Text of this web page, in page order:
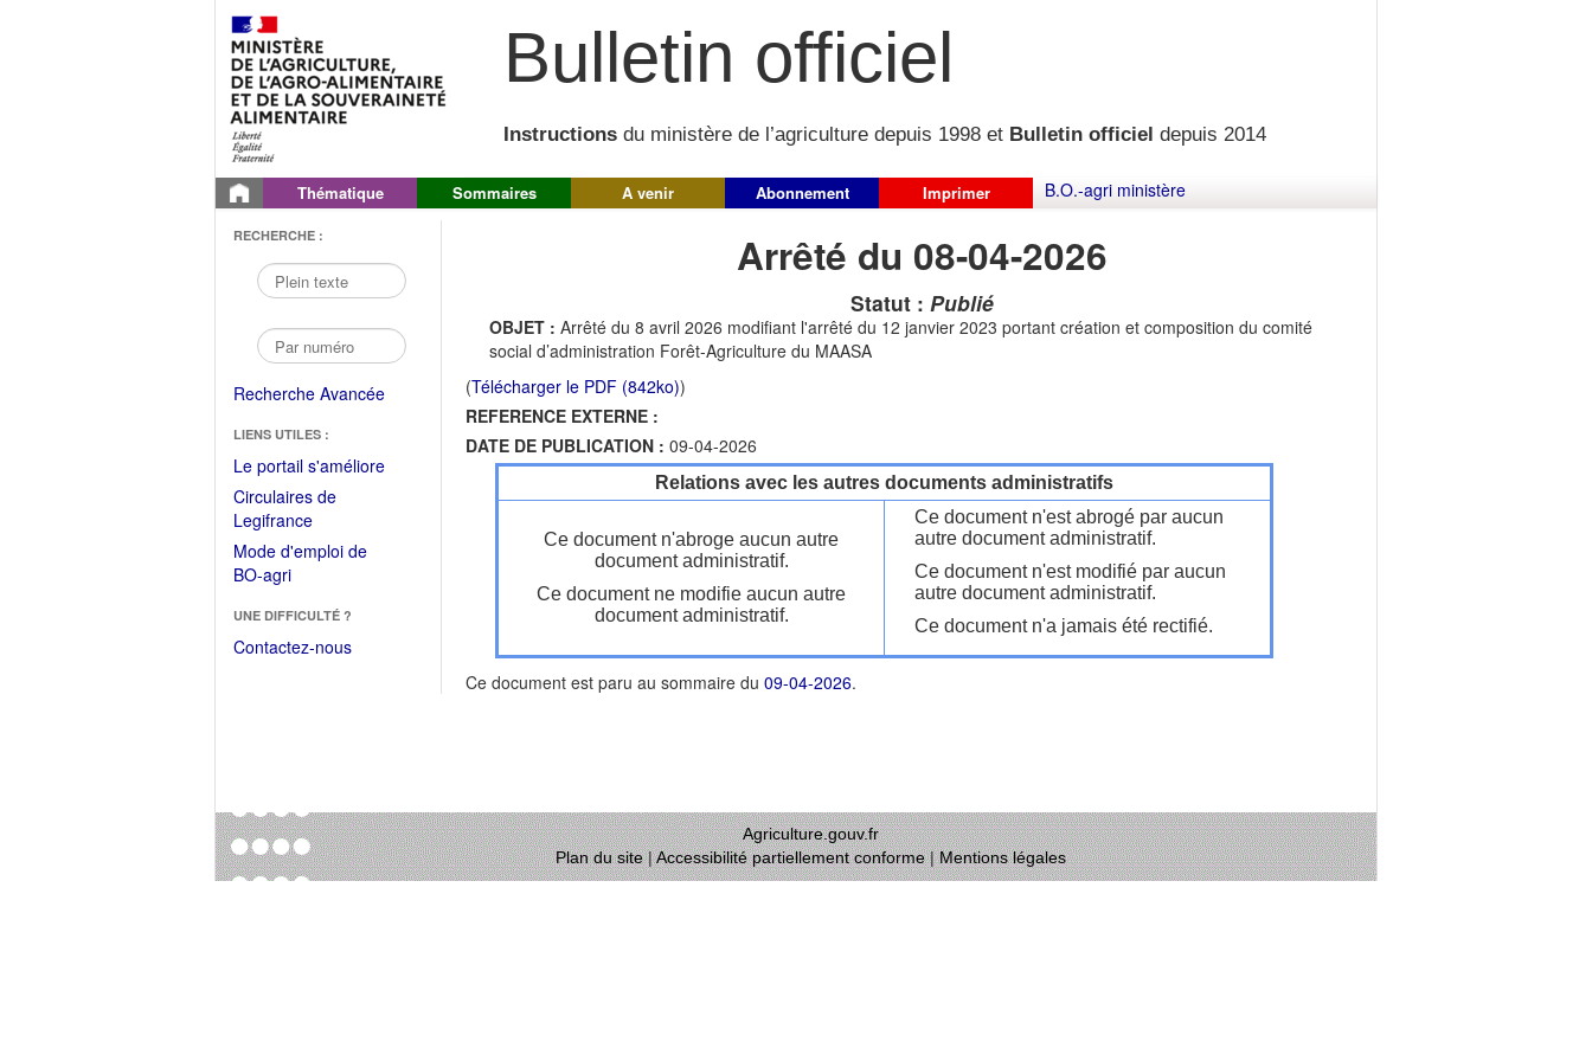
Bulletin officiel
Instructions du ministère de l’agriculture depuis 1998 et Bulletin officiel depuis 2014
Thématique Sommaires A venir Abonnement Imprimer B.O.-agri ministère
RECHERCHE :
Recherche Avancée
LIENS UTILES :
Le portail s'améliore(Fichier
Circulaires de
Legifrance(Ouvrir
dans
une
fenêtre)
Mode d'emploi de
BO-agri(Ouvrir
une
nouvelle
UNE DIFFICULTÉ ?
Contactez-nous
Arrêté du 08-04-2026
Statut : Publié
OBJET : Arrêté du 8 avril 2026 modifiant l'arrêté du 12 janvier 2023 portant création et composition du comité
social d’administration Forêt-Agriculture du MAASA
(Télécharger le PDF (842ko))
REFERENCE EXTERNE :
DATE DE PUBLICATION : 09-04-2026
Relations avec les autres documents administratifs
Ce document n'abroge aucun autre
document administratif.
Ce document ne modifie aucun autre
document administratif.
Ce document n'est abrogé par aucun
autre document administratif.
Ce document n'est modifié par aucun
autre document administratif.
Ce document n'a jamais été rectifié.
Ce document est paru au sommaire du 09-04-2026.
Agriculture.gouv.fr
Plan du site|Accessibilité partiellement conforme|Mentions légales